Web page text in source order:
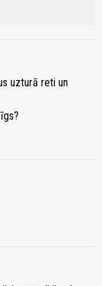
uzturā reti un